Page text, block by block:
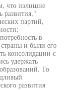
что излишне
развития,"
партий,
в
и были его
консолидации с
удержать
То
развития